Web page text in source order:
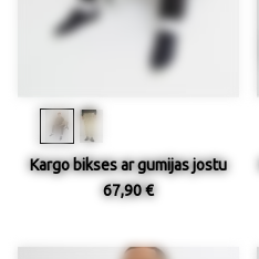
Kargo bikses ar gumijas jostu
67,90 €